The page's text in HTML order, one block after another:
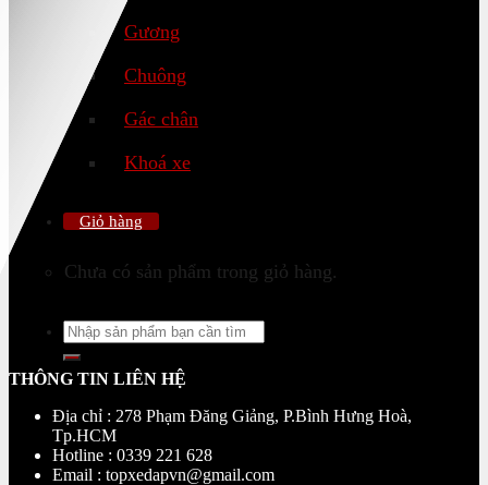
Gương
Chuông
Gác chân
Khoá xe
Giỏ hàng
Chưa có sản phẩm trong giỏ hàng.
Tìm
kiếm:
THÔNG TIN LIÊN HỆ
Địa chỉ : 278 Phạm Đăng Giảng, P.Bình Hưng Hoà,
Tp.HCM
Hotline : 0339 221 628
Email : topxedapvn@gmail.com